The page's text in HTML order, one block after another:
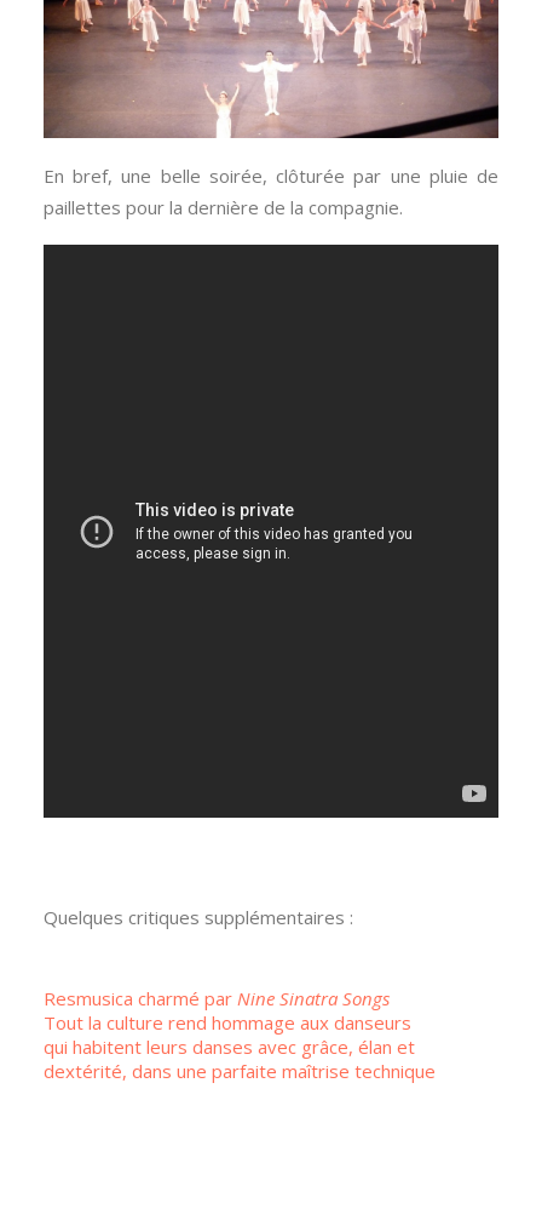
En bref, une belle soirée, clôturée par une pluie de
paillettes pour la dernière de la compagnie.
Quelques critiques supplémentaires :
Resmusica charmé par Nine Sinatra Songs
Tout la culture rend hommage aux danseurs
qui habitent leurs danses avec grâce, élan et
dextérité, dans une parfaite maîtrise technique